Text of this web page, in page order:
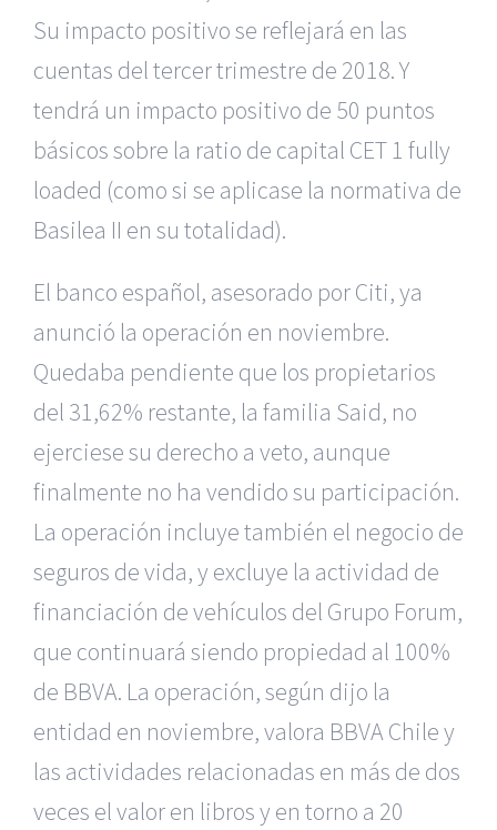
Su impacto positivo se reflejará en las
cuentas del tercer trimestre de 2018. Y
tendrá un impacto positivo de 50 puntos
básicos sobre la ratio de capital CET 1 fully
loaded (como si se aplicase la normativa de
Basilea II en su totalidad).
El banco español, asesorado por Citi, ya
anunció la operación en noviembre.
Quedaba pendiente que los propietarios
del 31,62% restante, la familia Said, no
ejerciese su derecho a veto, aunque
finalmente no ha vendido su participación.
La operación incluye también el negocio de
seguros de vida, y excluye la actividad de
financiación de vehículos del Grupo Forum,
que continuará siendo propiedad al 100%
de BBVA. La operación, según dijo la
entidad en noviembre, valora BBVA Chile y
las actividades relacionadas en más de dos
veces el valor en libros y en torno a 20